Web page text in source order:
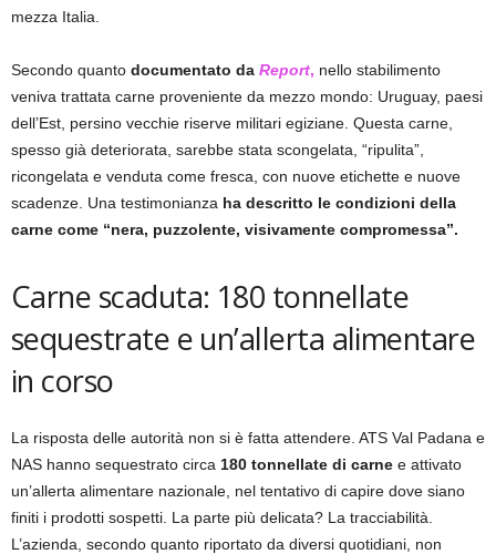
mezza Italia.
Secondo quanto documentato da Report, nello stabilimento
veniva trattata carne proveniente da mezzo mondo: Uruguay, paesi
dell’Est, persino vecchie riserve militari egiziane. Questa carne,
spesso già deteriorata, sarebbe stata scongelata, “ripulita”,
ricongelata e venduta come fresca, con nuove etichette e nuove
scadenze. Una testimonianza ha descritto le condizioni della
carne come “nera, puzzolente, visivamente compromessa”.
Carne scaduta: 180 tonnellate
sequestrate e un’allerta alimentare
in corso
La risposta delle autorità non si è fatta attendere. ATS Val Padana e
NAS hanno sequestrato circa 180 tonnellate di carne e attivato
un’allerta alimentare nazionale, nel tentativo di capire dove siano
finiti i prodotti sospetti. La parte più delicata? La tracciabilità.
L’azienda, secondo quanto riportato da diversi quotidiani, non